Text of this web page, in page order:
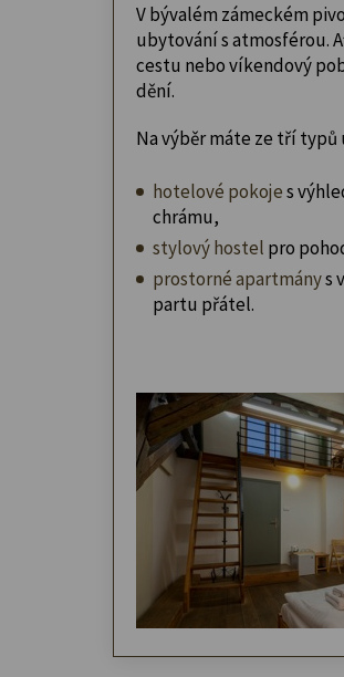
V bývalém zámeckém
ubytování s atmosférou.
cestu nebo víkendový
dění.
Na výběr máte ze tří typů
hotelové pokojes
chrámu,
stylový hostel pro
prostorné apartmánys
partu přátel.